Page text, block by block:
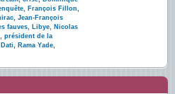
, François Fillon,
, Jean-François
fauves, Libye, Nicolas
, président de la
, Rama Yade,